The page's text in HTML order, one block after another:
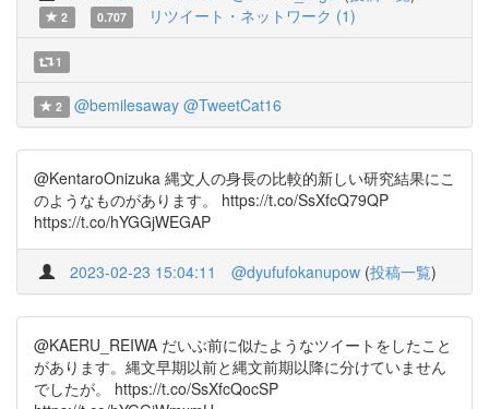
2 0.707 リツイート・ネットワーク (1)
1
2 @bemilesaway @TweetCat16
@KentaroOnizuka 縄文人の身長の比較的新しい研究結果にこ
のようなものがあります。 https://t.co/SsXfcQ79QP
https://t.co/hYGGjWEGAP
2023-02-23 15:04:11 @dyufufokanupow (投稿一覧)
@KAERU_REIWA だいぶ前に似たようなツイートをしたこと
があります。縄文早期以前と縄文前期以降に分けていません
でしたが。 https://t.co/SsXfcQocSP